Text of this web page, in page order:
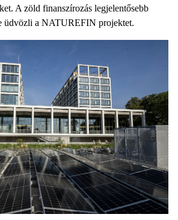
A zöld finanszírozás legjelentősebb
üdvözli a NATUREFIN projektet.